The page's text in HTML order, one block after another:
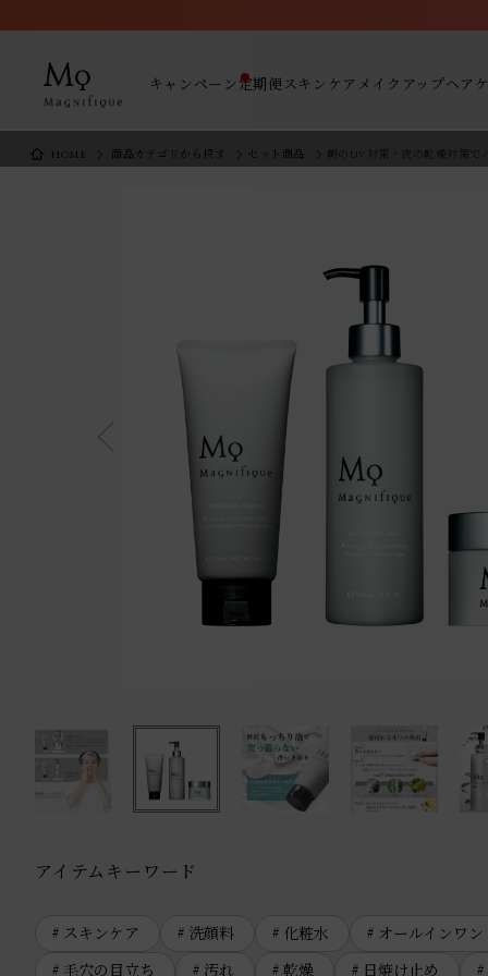
キャンペーン 定期便 スキンケア メイクアップヘア
HOME 商品カテゴリから探す セット商品 朝のUV対策・夜の乾燥対策で
アイテムキーワード
スキンケア 洗顔料 化粧水
オールインワン
毛穴の目立ち
汚れ 乾燥 日焼け止め